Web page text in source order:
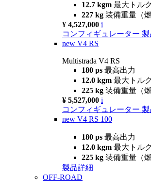
12.7 kgm 最大トルク
227 kg 装備重量（
¥ 4,527,000 i
コンフィギュレーター 製
new V4 RS
Multistrada V4 RS
180 ps 最高出力
12.0 kgm 最大トルク
225 kg 装備重量（
¥ 5,527,000 i
コンフィギュレーター 製
new V4 RS 100
180 ps 最高出力
12.0 kgm 最大トルク
225 kg 装備重量（
製品詳細
OFF-ROAD